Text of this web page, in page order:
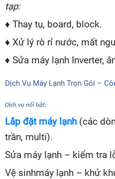
tạp:
♦ Thay tụ, board, block.
♦ Xử lý rò rỉ nước, mất
♦ Sửa máy lạnh Inverter,
Dịch Vụ Máy Lạnh Trọn Gói –
Dịch vụ nổi bật:
Lắp đặt máy lạnh (các
trần, multi).
Sửa máy lạnh – kiểm tra
Vệ sinhmáy lạnh – khử